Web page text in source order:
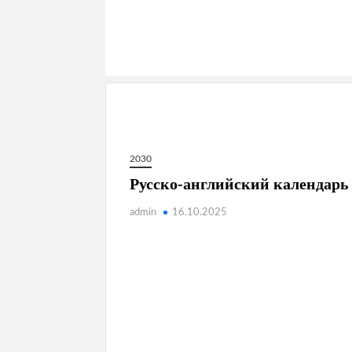
2030
Русско-английский календарь
admin 16.10.2025